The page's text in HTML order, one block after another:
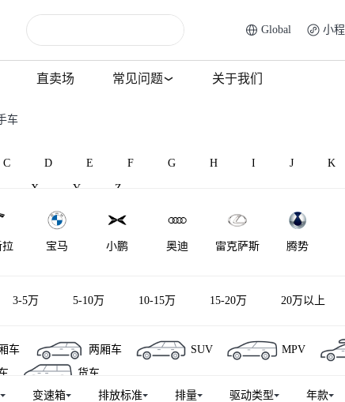
Global 小
直卖场 常见问题 关于我们
车
C D E F G H I J K
X Y Z
拉 宝马 小鹏 奥迪 雷克萨斯 腾势
大众 红旗 别克
3-5万 5-10万 10-15万 15-20万 20万以上
车 两厢车 SUV MPV
货车
变速箱 排放标准 排量 驱动类型 年款